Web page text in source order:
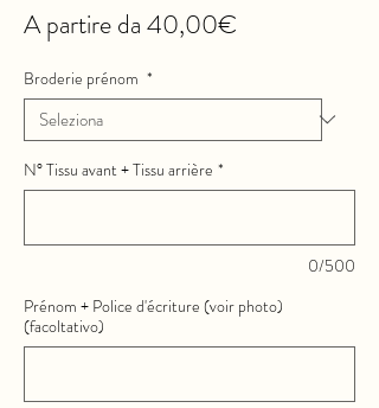
A partire da40,00€
Broderie prénom *
N° Tissu avant + Tissu arrière *
0/500
Prénom + Police d'écriture (voir photo)
(facoltativo)